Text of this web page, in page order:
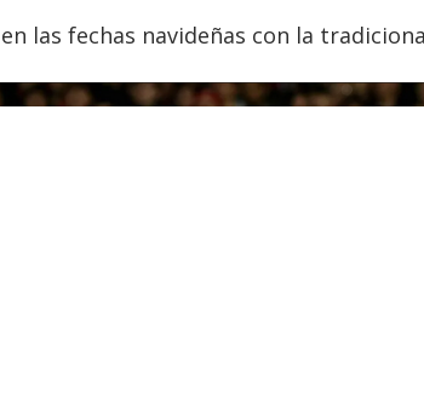
las fechas navideñas con la